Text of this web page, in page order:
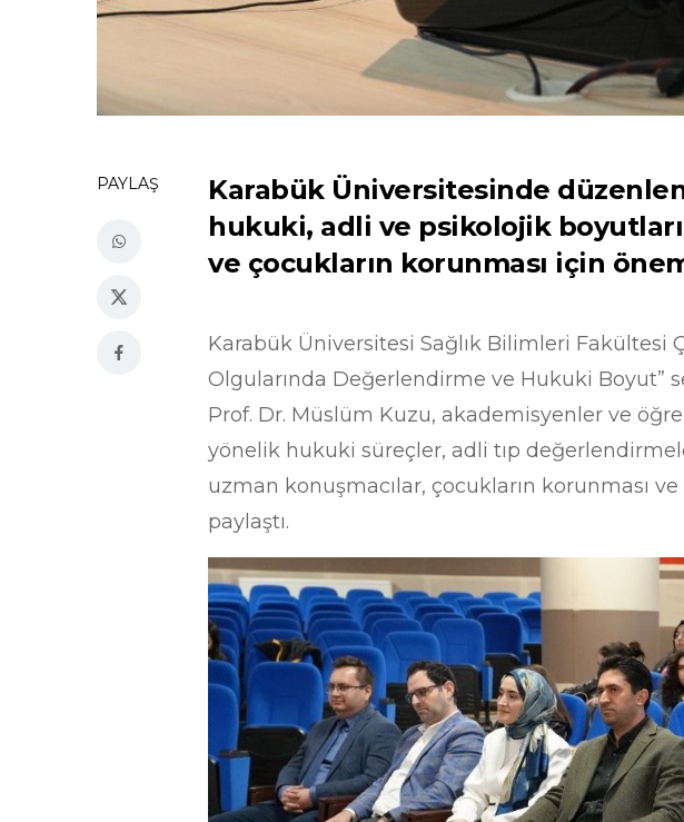
PAYLAŞ
Karabük Üniversitesinde
hukuki, adli ve psikolojik
ve çocukların korunması için
Karabük Üniversitesi Sağlık Bilimleri Fakültesi
Olgularında Değerlendirme ve Hukuki Boyut”
Prof. Dr. Müslüm Kuzu, akademisyenler ve
yönelik hukuki süreçler, adli tıp
uzman konuşmacılar, çocukların korunması
paylaştı.